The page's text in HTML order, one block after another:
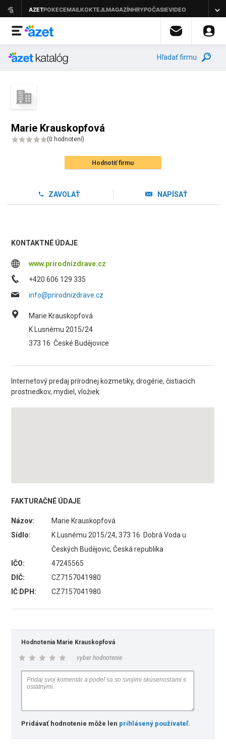
Hľadať firmu
Marie Krauskopfová
(0 hodnotení)
Hodnotiť firmu
ZAVOLAŤ NAPÍSAŤ
KONTAKTNÉ ÚDAJE
www.prirodnizdrave.cz
+420 606 129 335
info@prirodnizdrave.cz
Marie Krauskopfová
K Lusnému 2015/24
373 16 České Budějovice
Internetový predaj prírodnej kozmetiky, drogérie, čistiacich
prostriedkov, mydiel, vložiek.
FAKTURAČNÉ ÚDAJE
Názov:
Marie Krauskopfová
Sídlo:
K Lusnému 2015/24, 373 16 Dobrá Voda u
Českých Budějovic, Česká republika
IČO:
47245565
DIČ:
CZ7157041980
IČ DPH:
CZ7157041980
Hodnotenia Marie Krauskopfová
vyber hodnotenie
Pridávať hodnotenie môže len prihlásený používateľ.